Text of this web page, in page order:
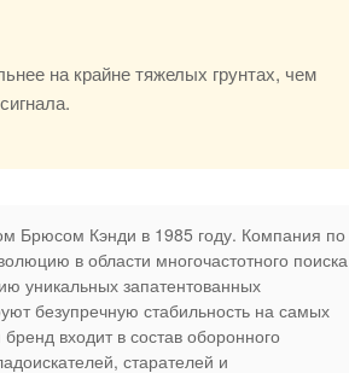
на крайне тяжелых грунтах, чем
Брюсом Кэнди в 1985 году. Компания по
в области многочастотного поиска
уникальных запатентованных
безупречную стабильность на самых
входит в состав оборонного
старателей и